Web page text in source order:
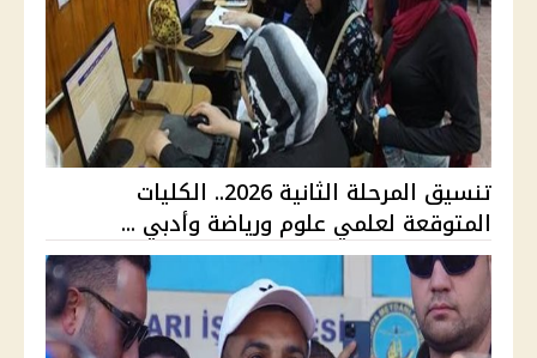
تنسيق المرحلة الثانية 2026.. الكليات
المتوقعة لعلمي علوم ورياضة وأدبي ...